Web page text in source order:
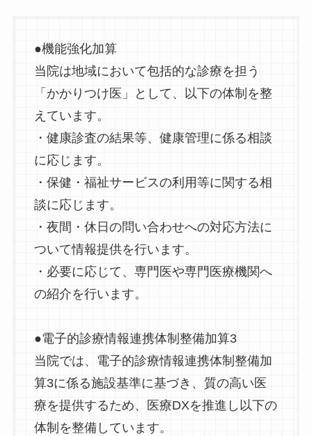
●機能強化加算
当院は地域において包括的な診療を担う
「かかりつけ医」として、以下の体制を整
えています。
・健康診査の結果等、健康管理に係る相談
に応じます。
・保健・福祉サービスの利用等に関する相
談に応じます。
・夜間・休日の問い合わせへの対応方法に
ついて情報提供を行います。
・必要に応じて、専門医や専門医療機関へ
の紹介を行います。
●電子的診療情報連携体制整備加算3
当院では、電子的診療情報連携体制整備加
算3に係る施設基準に基づき、質の高い医
療を提供するため、医療DXを推進し以下の
体制を整備しています。